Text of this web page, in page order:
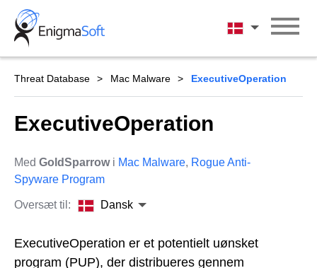
Skip
content
Dansk
Threat Database Mac Malware ExecutiveOperation
ExecutiveOperation
Med GoldSparrowi Mac Malware, Rogue Anti-
Spyware Program
Oversæt til: Dansk
ExecutiveOperation er et potentielt uønsket
program (PUP), der distribueres gennem